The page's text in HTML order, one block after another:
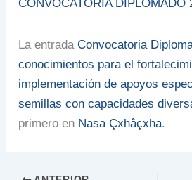
CONVOCATORIA DIPLOMADO
La entradaConvocatoria
conocimientos para el
implementación de apoyos
semillas con capacidades
primero en Nasa Çxhâçxha.